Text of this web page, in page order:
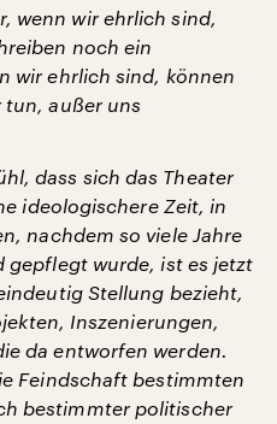
wenn wir ehrlich sind,
noch ein
wir ehrlich sind, können
außer uns
dass sich das Theater
ideologischere Zeit, in
nachdem so viele Jahre
gepflegt wurde, ist es jetzt
Stellung bezieht,
Inszenierungen,
da entworfen werden.
Feindschaft bestimmten
bestimmter politischer